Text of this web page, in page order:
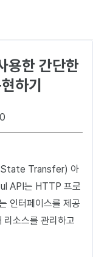
한 간단한
하기
Transfer) 아
API는 HTTP 프로
인터페이스를 제공
소스를 관리하고